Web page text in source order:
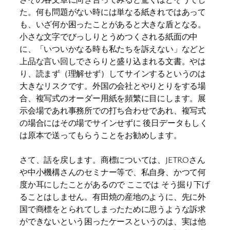
た。何も問題がない時には単なる紙きれではあって
も、いざ何か困ったことがあると大きな盾となる。
小さな文字でびっしりとうめつくされる紙面の中
に、「いついかなる時も私たちを訴えない」などと
上品な言い回しでさらりと盛り込まれる文書。やは
り、読まず（理解せず）してサインするというのは
大きなリスクです。外国の会社とやりとりをする場
合、複写式のオーダー用紙を頻繁に目にします。展
示会場であれ事務所での打ち合わせであれ、複写式
の場合にはその場でサインせずに 後日データもしく
は原本で送ってもらうことをお勧めします。
さて、話を戻します。商標については、JETROさん
や中小機構さんのセミナー等で、私自身、かつて何
度か耳にしたことがあるので ここでは そう掘り下げ
ることはしません。有田焼の産地のように、先に外
国で商標をとられてしまったために思うような訴求
ができないという困ったケースというのは、実は他